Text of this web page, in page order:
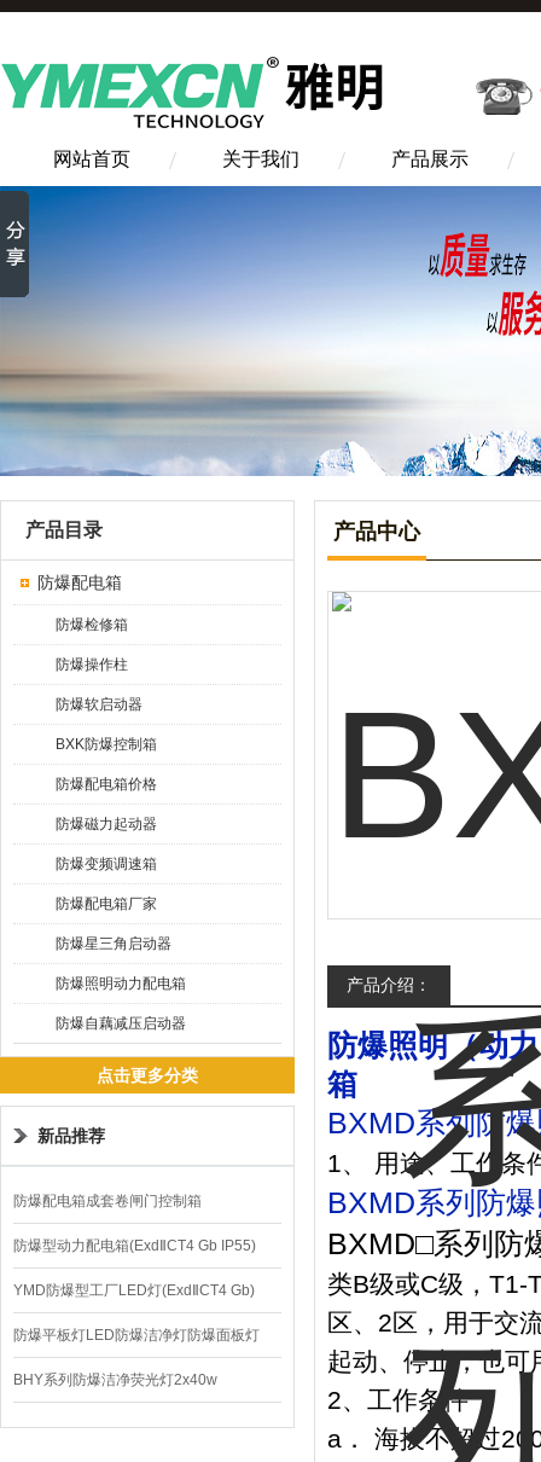
网站首页 关于我们 产品展示
产品目录
防爆配电箱
防爆检修箱
防爆操作柱
防爆软启动器
BXK防爆控制箱
防爆配电箱价格
防爆磁力起动器
防爆变频调速箱
防爆配电箱厂家
防爆星三角启动器
防爆照明动力配电箱
防爆自藕减压启动器
点击更多分类
新品推荐
防爆配电箱成套卷闸门控制箱
防爆型动力配电箱(ExdⅡCT4 Gb IP55)
YMD防爆型工厂LED灯(ExdⅡCT4 Gb)
220V/150W
防爆平板灯LED防爆洁净灯防爆面板灯
BHY系列防爆洁净荧光灯2x40w
产品中心
产品介绍：
防爆照明（动
箱
BXMD系列防
1、 用途、工作条
BXMD系列防
BXMD□系列防
类B级或C级，T1-
区、2区，用于交
起动、停止，也可
2、工作条件
a． 海拔不超过